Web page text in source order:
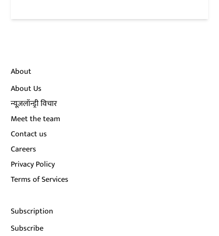
About
About Us
न्यूज़लॉन्ड्री विचार
Meet the team
Contact us
Careers
Privacy Policy
Terms of Services
Subscription
Subscribe